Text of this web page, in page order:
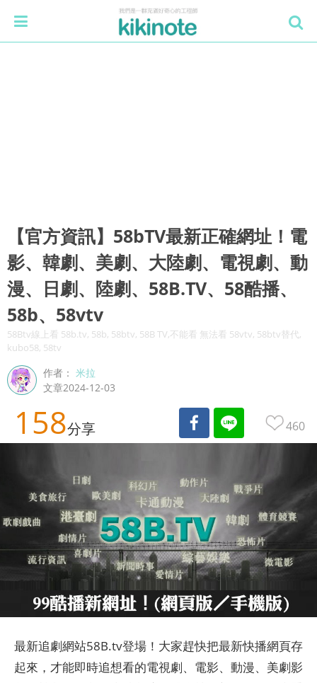
【官方資訊】58bTV最新正確網址！電
影、韓劇、美劇、大陸劇、電視劇、動
漫、日劇、陸劇、58B.TV、58酷播、
58b、58vtv
58Btv線上看 58b.tv, 58b, 58btv, 58B TV,不能看 無法看 58vtv, 58btv替代,
kubo58, 58tv
作者：米拉
文章2024-12-03
158分享 460
最新追劇網站58B.tv登場！大家趕快把最新快播網頁存
起來，才能即時追想看的電視劇、電影、動漫、美劇影